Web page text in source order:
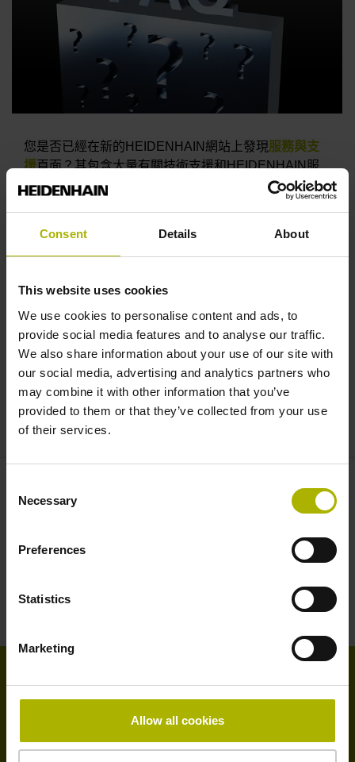
Consent Details About
This website uses cookies
We use cookies to personalise content and ads, to
provide social media features and to analyse our traffic.
We also share information about your use of our site with
our social media, advertising and analytics partners who
may combine it with other information that you’ve
provided to them or that they’ve collected from your use
of their services.
Selection
Necessary
Preferences
Statistics
Marketing
Allow all cookies
您是否已經在新的HEIDENHAIN網站上發現服務與支
援頁面？其包含大量有關技術支援和HEIDENHAIN服
務的資源，包括軟體和文件下載中心以及影片媒體庫。
如果您的HEIDENHAIN產品需要維修，我們的線上提
要閱讀最新的服務部門新聞，請造訪我們的提示頁
訊。
造訪我們的FAQ頁面，以取得有關服務主題等的問題回
答。其依照主題方便地排列，具有用於即時導覽的關鍵
字選擇。
如果找不到您要找的東西，請點擊我們各種幫助熱線的
連結。
聯絡人 – 售服
+886 4 23588977-3
HEIDENHAIN服務部最新消息: